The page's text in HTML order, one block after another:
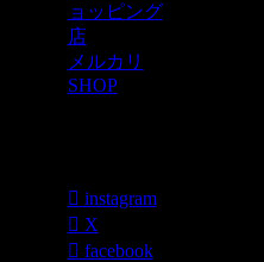
ョッピング
店
メルカリ
SHOP
instagram
X
facebook